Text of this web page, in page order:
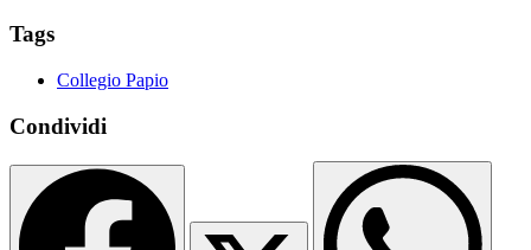
Tags
Collegio Papio
Condividi